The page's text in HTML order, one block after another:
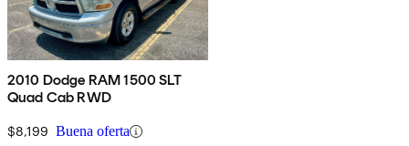
2010 Dodge RAM 1500 SLT
Quad Cab RWD
$8,199 Buena oferta